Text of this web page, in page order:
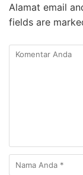
Alamat email
fields are